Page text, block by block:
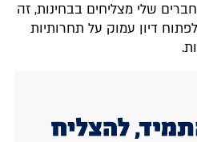
שלי מצליחים בבחינות, זה
דיון עמוק על תחרותיות